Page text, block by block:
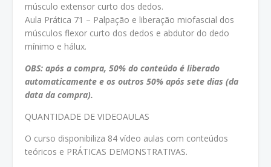
músculo extensor curto dos dedos.
Aula Prática 71 – Palpação e liberação miofascial dos
músculos flexor curto dos dedos e abdutor do dedo
mínimo e hálux.
OBS: após a compra, 50% do conteúdo é liberado
automaticamente e os outros 50% após sete dias (da
data da compra).
QUANTIDADE DE VIDEOAULAS
O curso disponibiliza 84 vídeo aulas com conteúdos
teóricos e PRÁTICAS DEMONSTRATIVAS.